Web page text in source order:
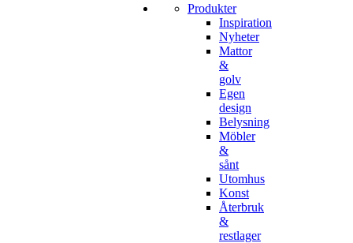
Produkter
Inspiration
Nyheter
Mattor
&
golv
Egen
design
Belysning
Möbler
&
sånt
Utomhus
Konst
Återbruk
&
restlager